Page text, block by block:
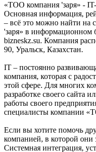
«ТОО компания 'заря» -
Основная информация,
– всё это можно найти
'заря» в информационном
bizneskz.su. Компания
90, Уральск, Казахстан.
IT – постоянно
компания, которая с
этой сфере. Для многих
разработке своего сайта
работы своего
специалисты компании
Если вы хотите помочь
компанией, в которой они
Системная интеграция,